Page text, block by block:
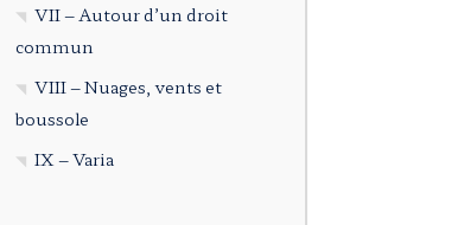
VII – Autour d’un droit
commun
VIII – Nuages, vents et
boussole
IX – Varia